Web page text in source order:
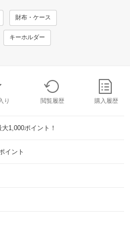
財布・ケース
キーホルダー
り 閲覧履歴 購入履歴
1,000ポイント！
イント